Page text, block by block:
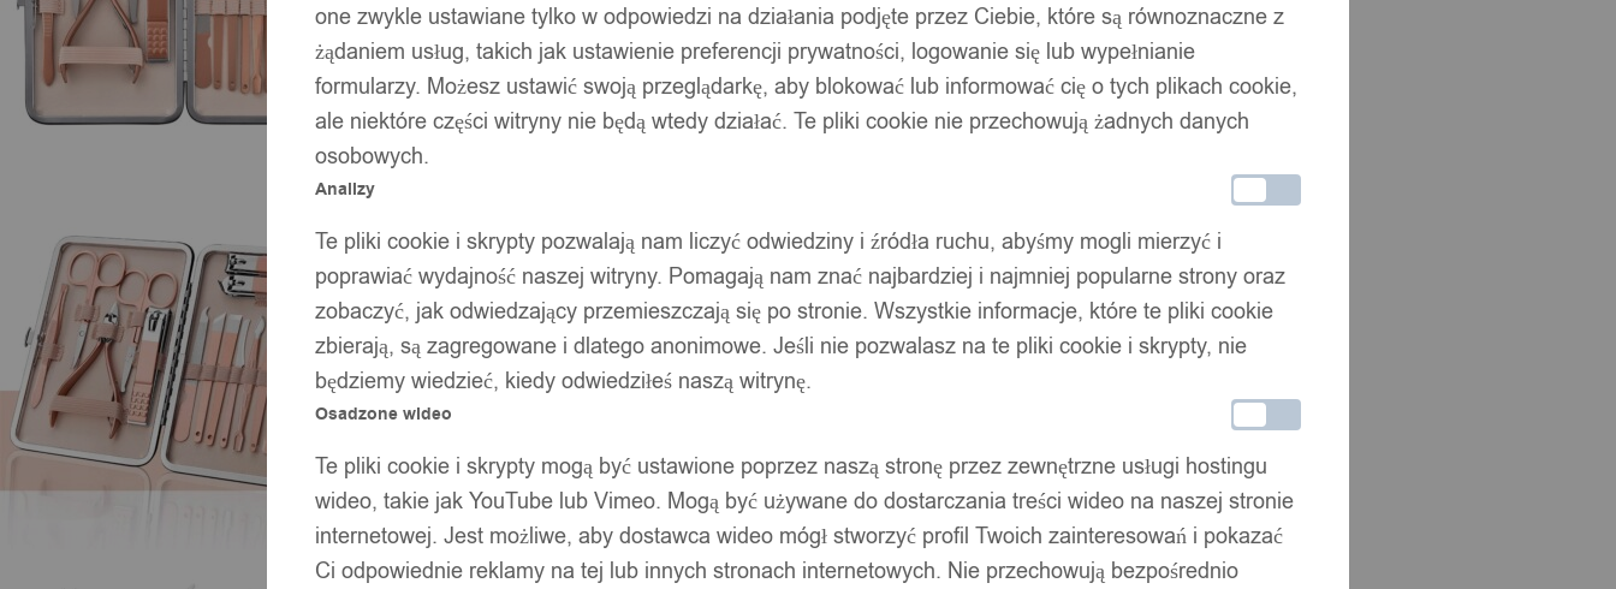
one zwykle ustawiane tylko w odpowiedzi na działania podjęte przez Ciebie, które są równoznaczne z
żądaniem usług, takich jak ustawienie preferencji prywatności, logowanie się lub wypełnianie
formularzy. Możesz ustawić swoją przeglądarkę, aby blokować lub informować cię o tych plikach cookie,
ale niektóre części witryny nie będą wtedy działać. Te pliki cookie nie przechowują żadnych danych
osobowych.
Analizy
Te pliki cookie i skrypty pozwalają nam liczyć odwiedziny i źródła ruchu, abyśmy mogli mierzyć i
poprawiać wydajność naszej witryny. Pomagają nam znać najbardziej i najmniej popularne strony oraz
zobaczyć, jak odwiedzający przemieszczają się po stronie. Wszystkie informacje, które te pliki cookie
zbierają, są zagregowane i dlatego anonimowe. Jeśli nie pozwalasz na te pliki cookie i skrypty, nie
będziemy wiedzieć, kiedy odwiedziłeś naszą witrynę.
Osadzone wideo
Te pliki cookie i skrypty mogą być ustawione poprzez naszą stronę przez zewnętrzne usługi hostingu
wideo, takie jak YouTube lub Vimeo. Mogą być używane do dostarczania treści wideo na naszej stronie
internetowej. Jest możliwe, aby dostawca wideo mógł stworzyć profil Twoich zainteresowań i pokazać
Ci odpowiednie reklamy na tej lub innych stronach internetowych. Nie przechowują bezpośrednio